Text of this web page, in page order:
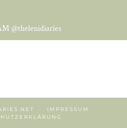
@thelenidiaries
IMPRESSUM